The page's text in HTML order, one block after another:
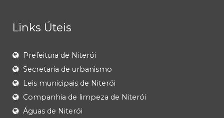
Links Úteis
Prefeitura de Niterói
Secretaria de urbanismo
Leis municipais de Niterói
Companhia de limpeza de Niterói
Águas de Niterói